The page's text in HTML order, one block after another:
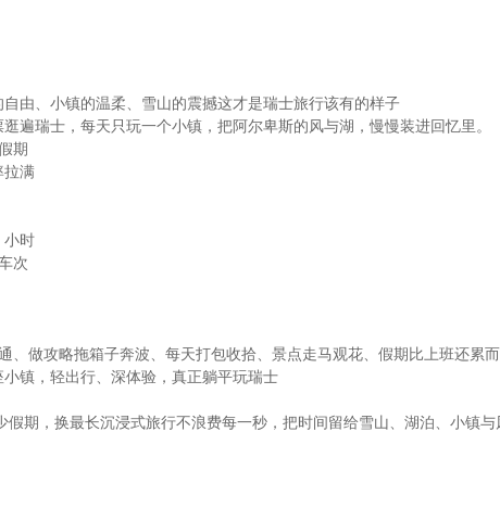
由、小镇的温柔、雪山的震撼这才是瑞士旅行该有的样子
遍瑞士，每天只玩一个小镇，把阿尔卑斯的风与湖，慢慢装进回忆里。
期
拉满
小时
次
做攻略拖箱子奔波、每天打包收拾、景点走马观花、假期比上班还累
镇，轻出行、深体验，真正躺平玩瑞士
期，换最长沉浸式旅行不浪费每一秒，把时间留给雪山、湖泊、小镇与